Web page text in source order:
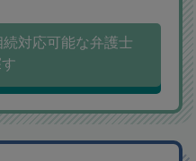
対応可能な弁護士